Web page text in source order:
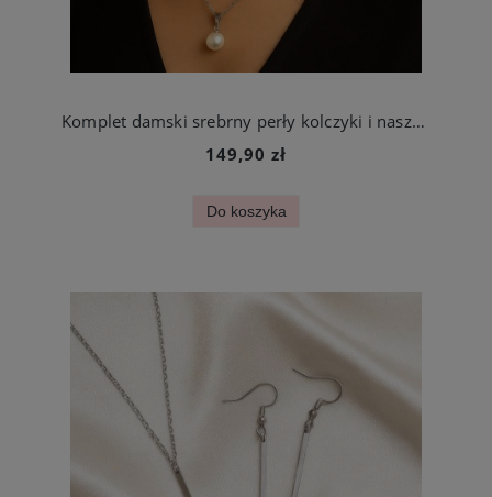
Komplet damski srebrny perły kolczyki i naszyjnik stal chirurgiczna
149,90 zł
Do koszyka